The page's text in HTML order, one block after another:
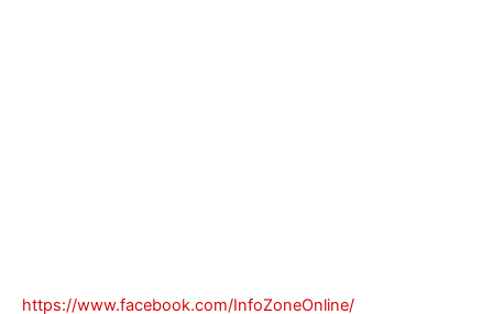
https://www.facebook.com/InfoZoneOnline/